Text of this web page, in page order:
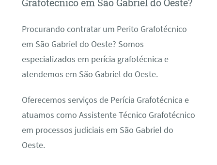
Procurando contratar um Perito Grafotécnico
em São Gabriel do Oeste? Somos
especializados em perícia grafotécnica e
atendemos em São Gabriel do Oeste.
Oferecemos serviços de Perícia Grafotécnica e
atuamos como Assistente Técnico Grafotécnico
em processos judiciais em São Gabriel do
Oeste.